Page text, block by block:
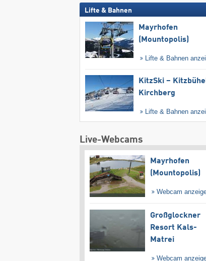
Lifte & Bahnen
Mayrhofen
(Mountopolis)
Lifte & Bahnen
KitzSki –
Kirchberg
Lifte & Bahnen
Live-Webcams
Mayrhofen
(Mountopolis)
Webcam
Großglockner
Resort Kals-
Matrei
Webcam